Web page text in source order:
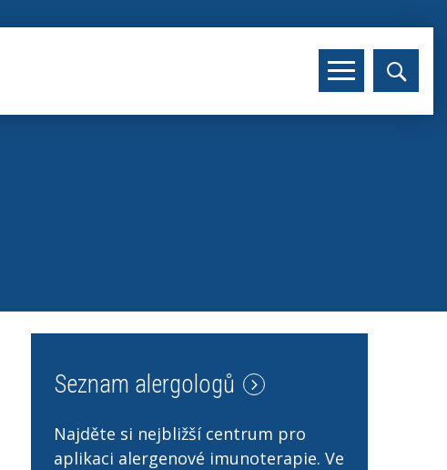
Seznam alergologů
Najděte si nejbližší centrum pro
aplikaci alergenové imunoterapie. Ve